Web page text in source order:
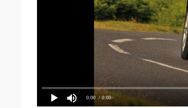
0:00 / 0:00